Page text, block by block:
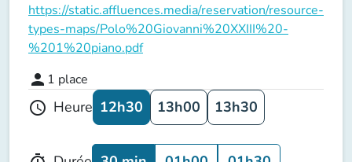
https://static.affluences.media/reservation/resource-
types-maps/Polo%20Giovanni%20XXIII%20-
%201%20piano.pdf
person 1 place
schedule Heure 12h30 13h00 13h30